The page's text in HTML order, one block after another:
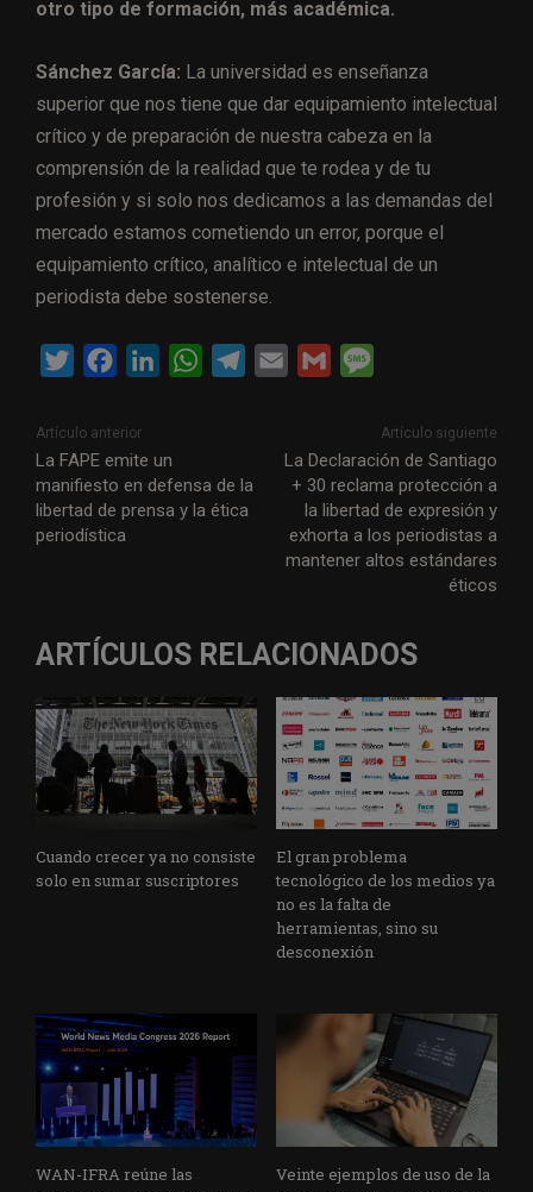
otro tipo de formación, más académica.
Sánchez García: La universidad es enseñanza
superior que nos tiene que dar equipamiento intelectual
crítico y de preparación de nuestra cabeza en la
comprensión de la realidad que te rodea y de tu
profesión y si solo nos dedicamos a las demandas del
mercado estamos cometiendo un error, porque el
equipamiento crítico, analítico e intelectual de un
periodista debe sostenerse.
i
t
t
e
c
e
b
o
k
e
W
s
g
i
l
s
a
e
Artículo anterior
La FAPE emite un
manifiesto en defensa de la
libertad de prensa y la ética
periodística
Artículo siguiente
La Declaración de Santiago
+ 30 reclama protección a
la libertad de expresión y
exhorta a los periodistas a
mantener altos estándares
éticos
ARTÍCULOS RELACIONADOS
Cuando crecer ya no consiste
solo en sumar suscriptores
El gran problema
tecnológico de los medios ya
no es la falta de
herramientas, sino su
desconexión
WAN-IFRA reúne las
Veinte ejemplos de uso de la